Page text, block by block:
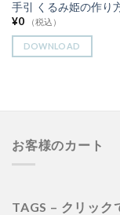
手引 くるみ姫の作り
¥0 （税込）
DOWNLOAD
お客様のカート
TAGS – クリック